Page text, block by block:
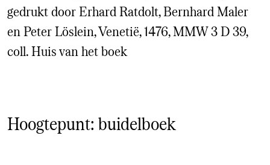
gedrukt door Erhard Ratdolt, Bernhard Maler
en Peter Löslein, Venetië, 1476, MMW 3 D 39,
coll. Huis van het boek
Hoogtepunt: buidelboek